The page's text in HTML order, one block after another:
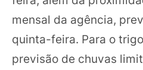
mensal da agência,
quinta-feira. Para o
previsão de chuvas